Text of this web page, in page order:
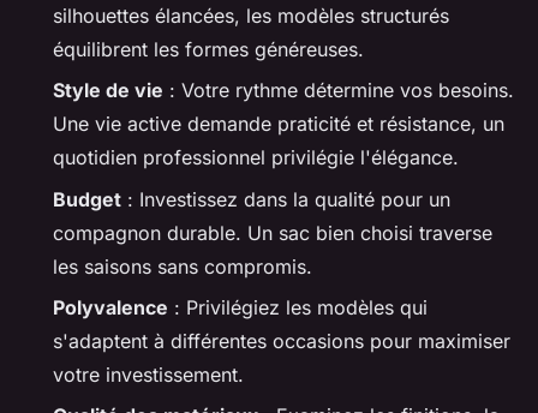
silhouettes élancées, les modèles structurés
équilibrent les formes généreuses.
Style de vie : Votre rythme détermine vos besoins.
Une vie active demande praticité et résistance, un
quotidien professionnel privilégie l'élégance.
Budget : Investissez dans la qualité pour un
compagnon durable. Un sac bien choisi traverse
les saisons sans compromis.
Polyvalence : Privilégiez les modèles qui
s'adaptent à différentes occasions pour maximiser
votre investissement.